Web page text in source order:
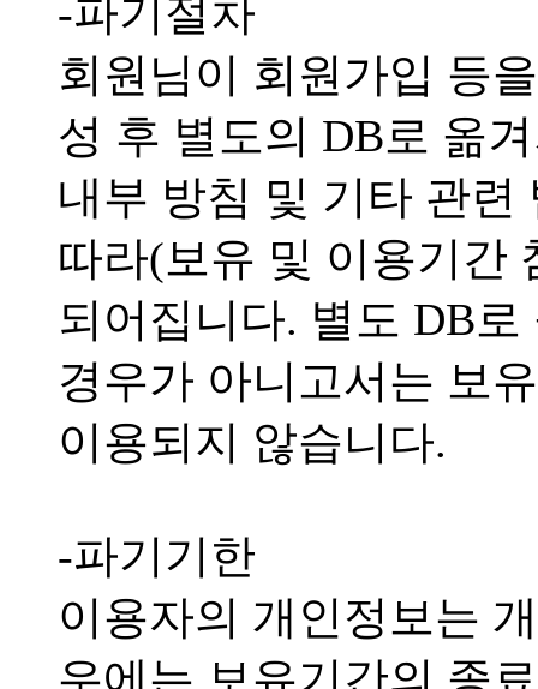
-파기절차
회원님이 회원가입 등
성 후 별도의 DB로 옮
내부 방침 및 기타 관
따라(보유 및 이용기간
되어집니다. 별도 DB
경우가 아니고서는 보
이용되지 않습니다.
-파기기한
이용자의 개인정보는
우에는 보유기간의 종